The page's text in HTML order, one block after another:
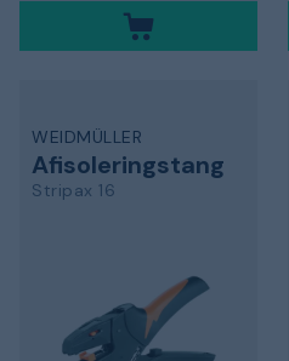
WEIDMÜLLER
Afisoleringstang
Stripax 16